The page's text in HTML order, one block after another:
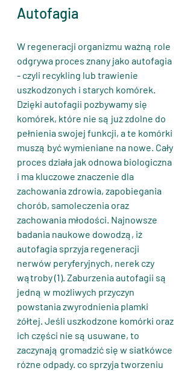
Autofagia
W regeneracji organizmu ważną role
odgrywa proces znany jako autofagia
- czyli recykling lub trawienie
uszkodzonych i starych komórek.
Dzięki autofagii pozbywamy się
komórek, które nie są już zdolne do
pełnienia swojej funkcji, a te komórki
muszą być wymieniane na nowe. Cały
proces działa jak odnowa biologiczna
i ma kluczowe znaczenie dla
zachowania zdrowia, zapobiegania
chorób, samoleczenia oraz
zachowania młodości. Najnowsze
badania naukowe dowodzą, iż
autofagia sprzyja regeneracji
nerwów peryferyjnych, nerek czy
wątroby (1). Zaburzenia autofagii są
jedną w możliwych przyczyn
powstania zwyrodnienia plamki
żółtej. Jeśli uszkodzone komórki oraz
ich części nie są usuwane, to
zaczynają gromadzić się w siatkówce
różne odpady. co sprzyja tworzeniu